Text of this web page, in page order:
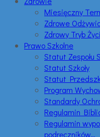
Miesięczny
Zdrowe
Zdrowy Tryb
Prawo Szkolne
Statut Zespołu
Statut Szkoły
Statut
Program
Standardy
Regulamin
Regulamin
podręczników…